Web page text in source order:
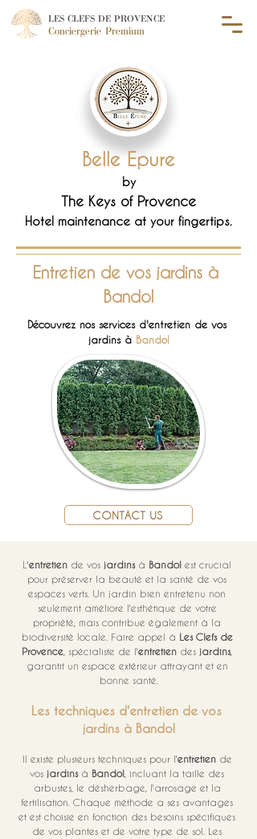
LES CLEFS DE PROVENCE
Conciergerie Premium
Belle Epure
by
The Keys of Provence
Hotel maintenance at your fingertips.
Entretien de vos jardins à
Bandol
Découvrez nos services d'entretien de vos
jardins à Bandol
CONTACT US
L'entretien de vos jardins à Bandol est crucial
pour préserver la beauté et la santé de vos
espaces verts. Un jardin bien entretenu non
seulement améliore l'esthétique de votre
propriété, mais contribue également à la
biodiversité locale. Faire appel à Les Clefs de
Provence , spécialiste de l'entretien des jardins,
garantit un espace extérieur attrayant et en
bonne santé.
Les techniques d'entretien de vos
jardins à Bandol
Il existe plusieurs techniques pour l'entretien de
vos jardins à Bandol , incluant la taille des
arbustes, le désherbage, l'arrosage et la
fertilisation. Chaque méthode a ses avantages
et est choisie en fonction des besoins spécifiques
de vos plantes et de votre type de sol. Les